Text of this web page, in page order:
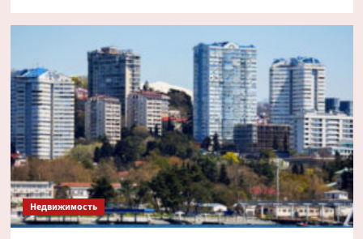
Недвижимость